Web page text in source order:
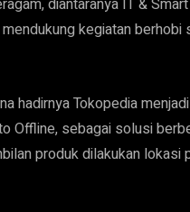
diantaranya IT &
kegiatan
hadirnya Tokopedia
Offline, sebagai solusi
produk dilakukan lokasi